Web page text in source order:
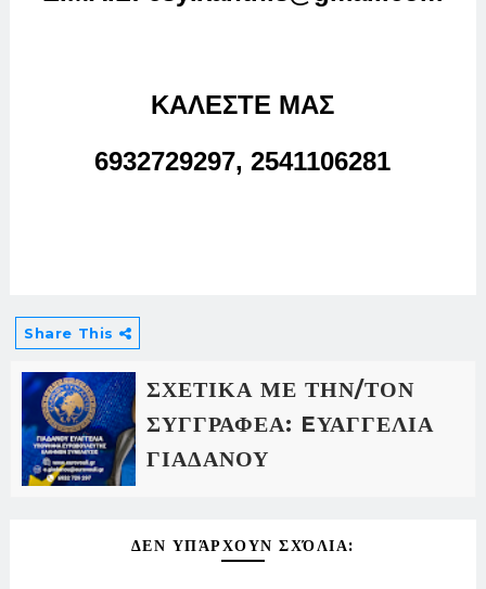
ΚΑΛΕΣΤΕ ΜΑΣ
6932729297, 2541106281
Share This
ΣΧΕΤΙΚΑ ΜΕ ΤΗΝ/ΤΟΝ
ΣΥΓΓΡΑΦΕΑ: EΥΑΓΓΕΛΙΑ
ΓΙΑΔΑΝΟΥ
ΔΕΝ ΥΠΆΡΧΟΥΝ ΣΧΌΛΙΑ: